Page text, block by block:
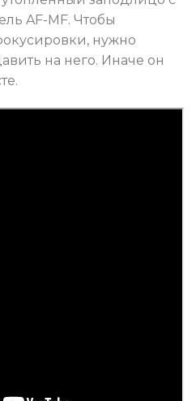
AF-MF. Чтобы
нужно
на него. Иначе он